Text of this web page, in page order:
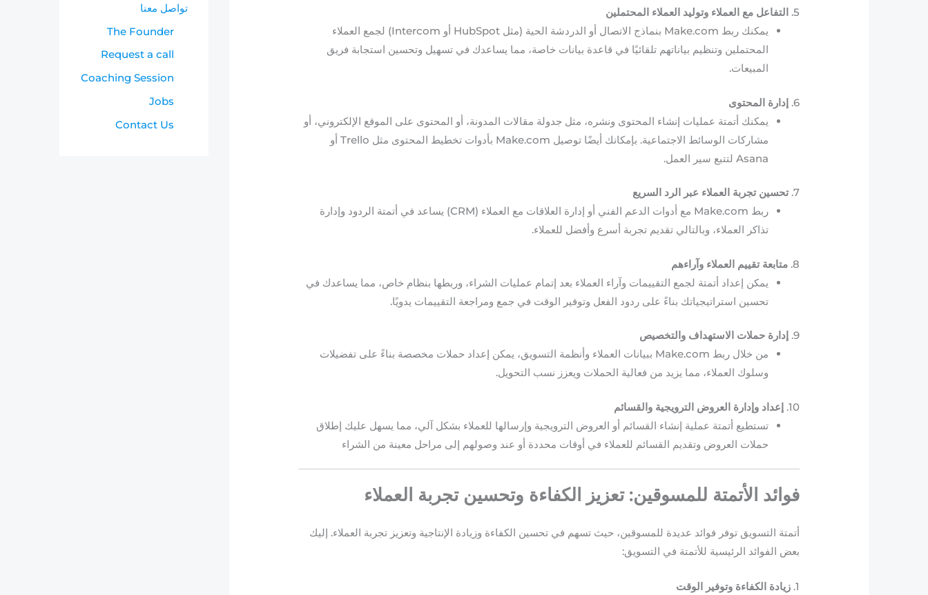
5. التفاعل مع العملاء وتوليد العملاء المحتملين
يمكنك ربط Make.com بنماذج الاتصال أو الدردشة الحية (مثل HubSpot أو Intercom) لجمع العملاء
المحتملين وتنظيم بياناتهم تلقائيًا في قاعدة بيانات خاصة، مما يساعدك في تسهيل وتحسين استجابة فريق
المبيعات.
6. إدارة المحتوى
يمكنك أتمتة عمليات إنشاء المحتوى ونشره، مثل جدولة مقالات المدونة، أو المحتوى على الموقع الإلكتروني، أو
مشاركات الوسائط الاجتماعية. بإمكانك أيضًا توصيل Make.com بأدوات تخطيط المحتوى مثل Trello أو
Asana لتتبع سير العمل.
7. تحسين تجربة العملاء عبر الرد السريع
ربط Make.com مع أدوات الدعم الفني أو إدارة العلاقات مع العملاء (CRM) يساعد في أتمتة الردود وإدارة
تذاكر العملاء، وبالتالي تقديم تجربة أسرع وأفضل للعملاء.
8. متابعة تقييم العملاء وآراءهم
يمكن إعداد أتمتة لجمع التقييمات وآراء العملاء بعد إتمام عمليات الشراء، وربطها بنظام خاص، مما يساعدك في
تحسين استراتيجياتك بناءً على ردود الفعل وتوفير الوقت في جمع ومراجعة التقييمات يدويًا.
9. إدارة حملات الاستهداف والتخصيص
من خلال ربط Make.com ببيانات العملاء وأنظمة التسويق، يمكن إعداد حملات مخصصة بناءً على تفضيلات
وسلوك العملاء، مما يزيد من فعالية الحملات ويعزز نسب التحويل.
10. إعداد وإدارة العروض الترويجية والقسائم
تستطيع أتمتة عملية إنشاء القسائم أو العروض الترويجية وإرسالها للعملاء بشكل آلي، مما يسهل عليك إطلاق
حملات العروض وتقديم القسائم للعملاء في أوقات محددة أو عند وصولهم إلى مراحل معينة من الشراء
فوائد الأتمتة للمسوقين: تعزيز الكفاءة وتحسين تجربة العملاء
أتمتة التسويق توفر فوائد عديدة للمسوقين، حيث تسهم في تحسين الكفاءة وزيادة الإنتاجية وتعزيز تجربة العملاء. إليك
بعض الفوائد الرئيسية للأتمتة في التسويق:
1. زيادة الكفاءة وتوفير الوقت
تواصل معنا
The Founder
Request a call
Coaching Session
Jobs
Contact Us